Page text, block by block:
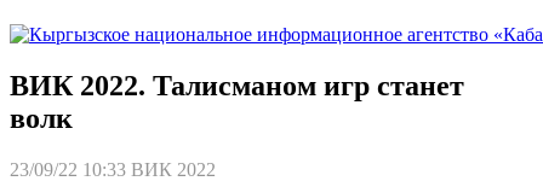
ВИК 2022. Талисманом игр станет
волк
23/09/22 10:33 ВИК 2022